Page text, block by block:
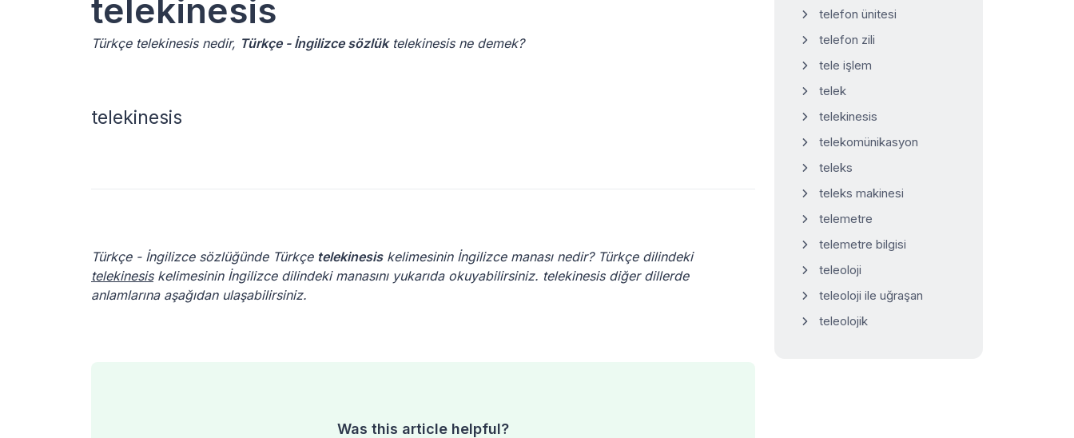
telekinesis
Türkçe telekinesis nedir, Türkçe - İngilizce sözlüktelekinesis ne demek?
telekinesis
Türkçe - İngilizce sözlüğünde Türkçe telekinesiskelimesinin İngilizce manası nedir? Türkçe dilindeki
telekinesiskelimesinin İngilizce dilindeki manasını yukarıda okuyabilirsiniz. telekinesis diğer dillerde
anlamlarına aşağıdan ulaşabilirsiniz.
Was this article helpful?
telefon ünitesi
telefon zili
tele işlem
telek
telekinesis
telekomünikasyon
teleks
teleks makinesi
telemetre
telemetre bilgisi
teleoloji
teleoloji ile uğraşan
teleolojik